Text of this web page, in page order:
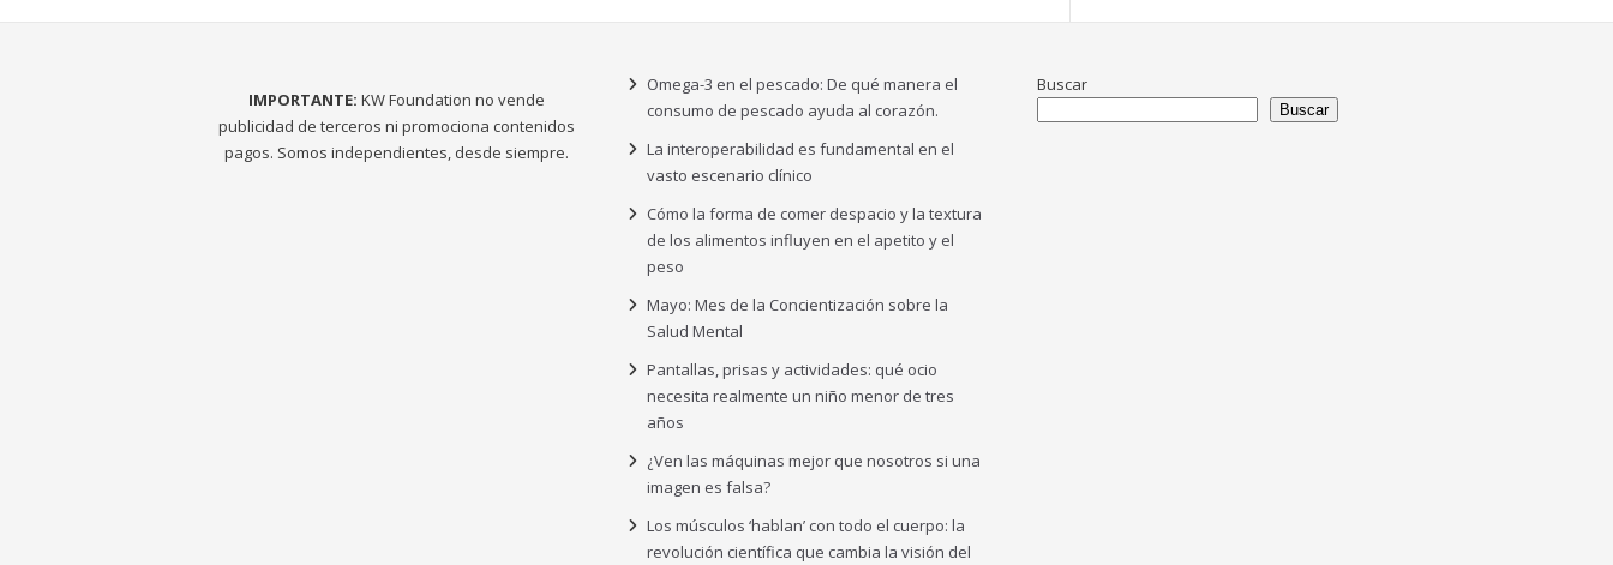
IMPORTANTE: KW Foundation no vende
publicidad de terceros ni promociona contenidos
pagos. Somos independientes, desde siempre.
Omega-3 en el pescado: De qué manera el
consumo de pescado ayuda al corazón.
La interoperabilidad es fundamental en el
vasto escenario clínico
Cómo la forma de comer despacio y la textura
de los alimentos influyen en el apetito y el
peso
Mayo: Mes de la Concientización sobre la
Salud Mental
Pantallas, prisas y actividades: qué ocio
necesita realmente un niño menor de tres
años
¿Ven las máquinas mejor que nosotros si una
imagen es falsa?
Los músculos ‘hablan’ con todo el cuerpo: la
revolución científica que cambia la visión del
Buscar
Buscar